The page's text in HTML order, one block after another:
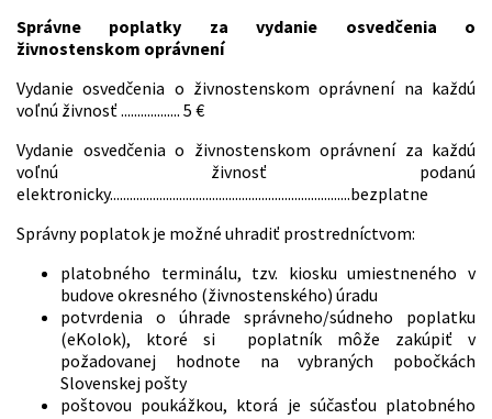
Správne poplatky za vydanie osvedčenia o
živnostenskom oprávnení
Vydanie osvedčenia o živnostenskom oprávnení na každú
voľnú živnosť .................. 5 €
Vydanie osvedčenia o živnostenskom oprávnení za každú
voľnú živnosť podanú
elektronicky.........................................................................bezplatne
Správny poplatok je možné uhradiť prostredníctvom:
platobného terminálu, tzv. kiosku umiestneného v
budove okresného (živnostenského) úradu
potvrdenia o úhrade správneho/súdneho poplatku
(eKolok), ktoré si poplatník môže zakúpiť v
požadovanej hodnote na vybraných pobočkách
Slovenskej pošty
poštovou poukážkou, ktorá je súčasťou platobného